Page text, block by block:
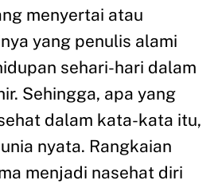
menyertai atau
yang penulis alami
sehari-hari dalam
Sehingga, apa yang
dalam kata-kata itu,
nyata. Rangkaian
menjadi nasehat diri